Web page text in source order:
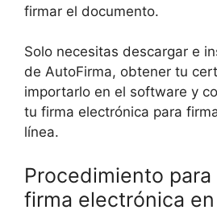
firmar el documento.
Solo necesitas descargar e
de AutoFirma, obtener tu
importarlo en el software y
tu firma electrónica para
línea.
Procedimiento
firma electrónica en